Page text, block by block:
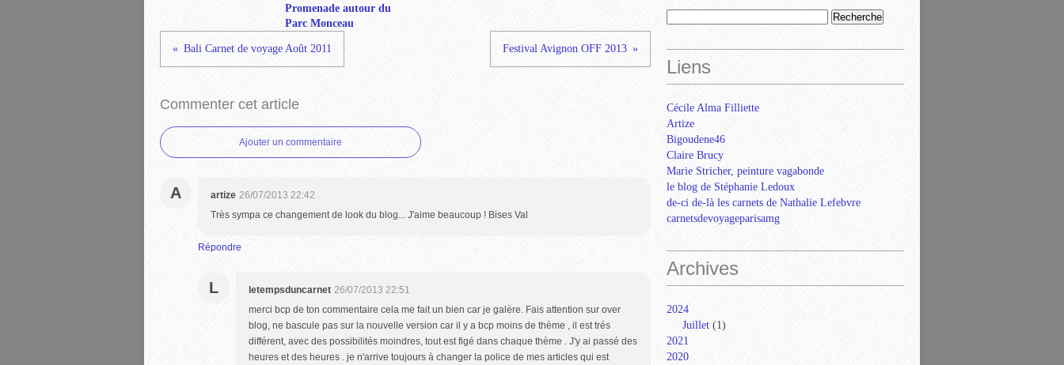
Promenade autour du
Parc Monceau
Bali Carnet de voyage Août 2011 Festival Avignon OFF 2013
Commenter cet article
Ajouter un commentaire
A artize 26/07/2013 22:42
Très sympa ce changement de look du blog... J'aime beaucoup ! Bises Val
Répondre
L letempsduncarnet 26/07/2013 22:51
merci bcp de ton commentaire cela me fait un bien car je galère. Fais attention sur over
blog, ne bascule pas sur la nouvelle version car il y a bcp moins de thème , il est trés
différent, avec des possibilités moindres, tout est figé dans chaque thème . J'y ai passé des
heures et des heures . je n'arrive toujours à changer la police de mes articles qui est
Liens
Cécile Alma Filliette
Artize
Bigoudene46
Claire Brucy
Marie Stricher, peinture vagabonde
le blog de Stéphanie Ledoux
de-ci de-là les carnets de Nathalie Lefebvre
carnetsdevoyageparisamg
Archives
2024
Juillet (1)
2021
2020